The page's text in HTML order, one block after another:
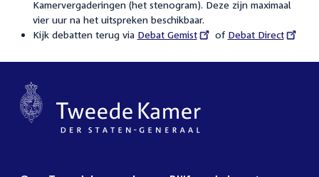
Kamervergaderingen (het stenogram). Deze zijn maximaal
vier uur na het uitspreken beschikbaar.
Kijk debatten terug via External
Debat Gemist of External
Debat Direct